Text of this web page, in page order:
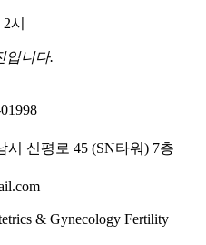
시
입니다.
시 신평로 45 (SN타워) 7층
& Gynecology Fertility